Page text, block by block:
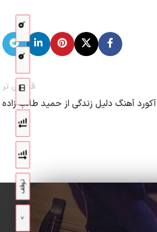
قدیمی تر
آکورد آهنگ دلیل زندگی از حمید طالب زاده
توقف
>